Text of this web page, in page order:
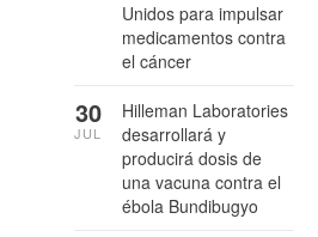
Unidos para impulsar
medicamentos contra
el cáncer
Hilleman Laboratories
desarrollará y
producirá dosis de
una vacuna contra el
ébola Bundibugyo
30
JUL